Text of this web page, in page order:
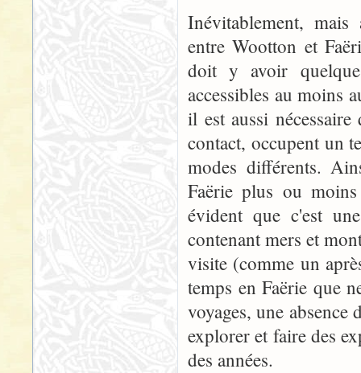
Inévitablement, mais
entre Wootton et
doit y avoir
accessibles au moins
il est aussi
contact, occupent un
modes différents.
Faërie plus ou
évident que c'est
contenant mers et
visite (comme un
temps en Faërie que
voyages, une
explorer et faire des
des années.